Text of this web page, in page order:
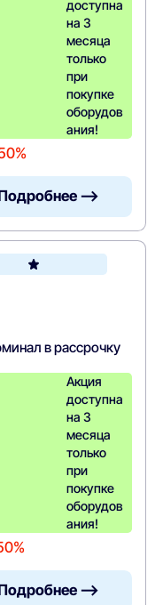
доступна
на 3
месяца
только
при
покупке
оборудов
ания!
—>
в рассрочку
Акция
доступна
на 3
месяца
только
при
покупке
оборудов
ания!
—>